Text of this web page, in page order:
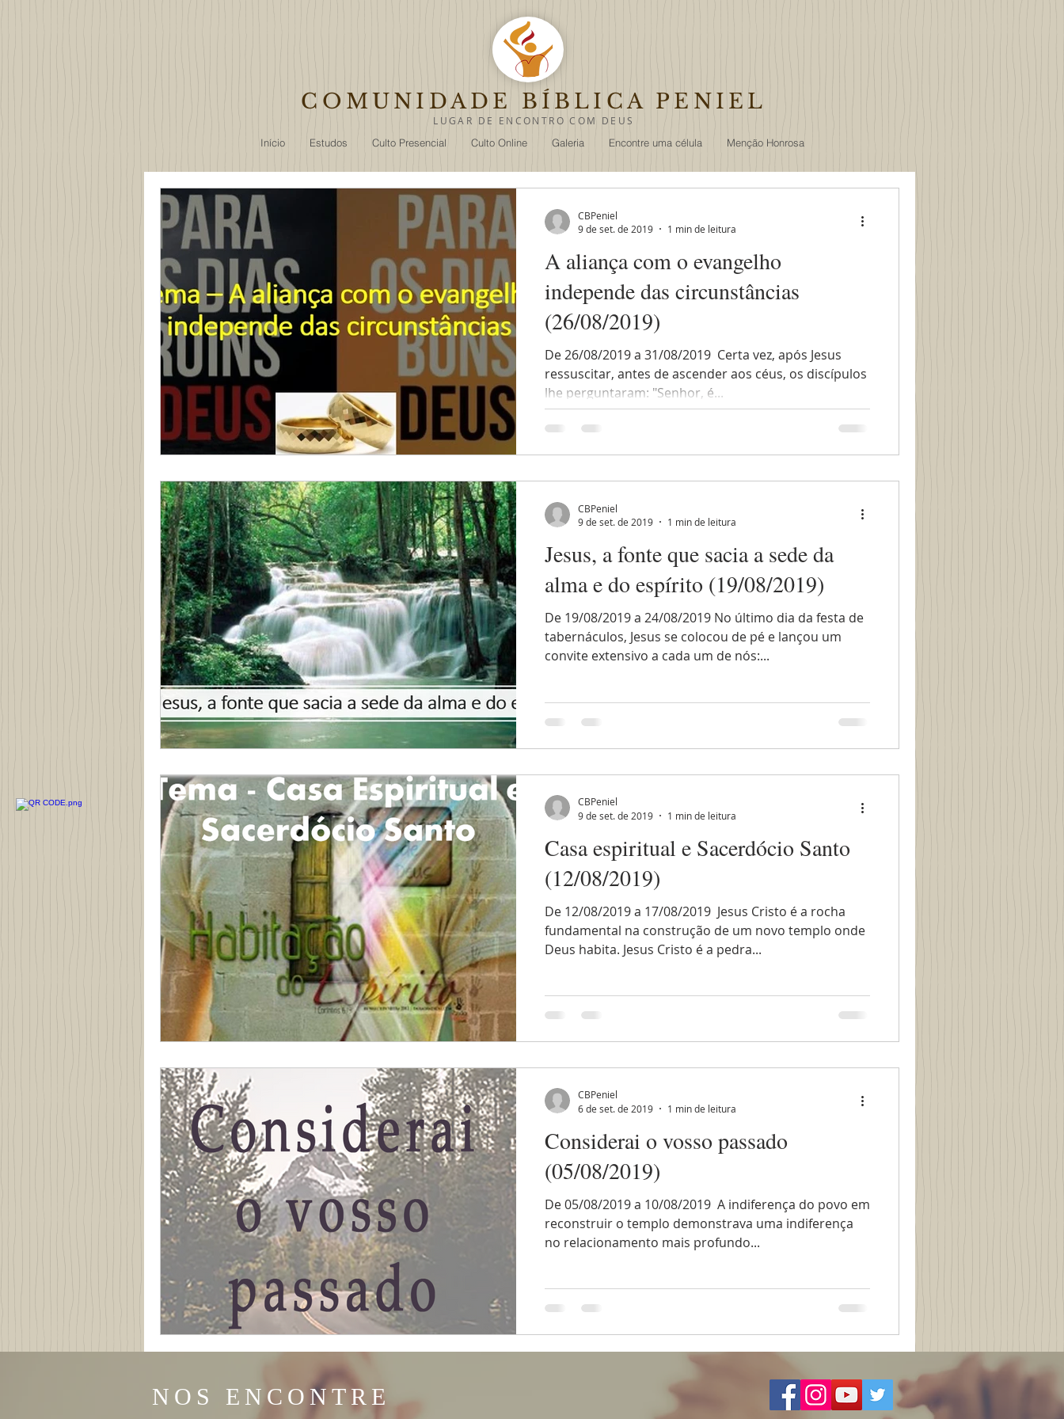
COMUNIDADE BÍBLICA PENIEL
LUGAR DE ENCON TRO COM DEUS
Início
Estudos Culto Presencial Culto Online Galeria Encontre uma célula Menção Honrosa
A aliança com o evangelho
independe das circunstâncias
(26/08/2019)
De 26/08/2019 a 31/08/2019 ​ Certa vez, após Jesus
ressuscitar, antes de ascender aos céus, os discípulos
lhe perguntaram: "Senhor, é...
CBPeniel
9 de set. de 2019
1 min de leitura
Jesus, a fonte que sacia a sede da
alma e do espírito (19/08/2019)
De 19/08/2019 a 24/08/2019 No último dia da festa de
tabernáculos, Jesus se colocou de pé e lançou um
convite extensivo a cada um de nós:...
CBPeniel
9 de set. de 2019
1 min de leitura
Casa espiritual e Sacerdócio Santo
(12/08/2019)
De 12/08/2019 a 17/08/2019 ​ Jesus Cristo é a rocha
fundamental na construção de um novo templo onde
Deus habita. Jesus Cristo é a pedra...
CBPeniel
9 de set. de 2019
1 min de leitura
Considerai o vosso passado
(05/08/2019)
De 05/08/2019 a 10/08/2019 ​ A indiferença do povo em
reconstruir o templo demonstrava uma indiferença
no relacionamento mais profundo...
CBPeniel
6 de set. de 2019
1 min de leitura
NOS ENCONTRE